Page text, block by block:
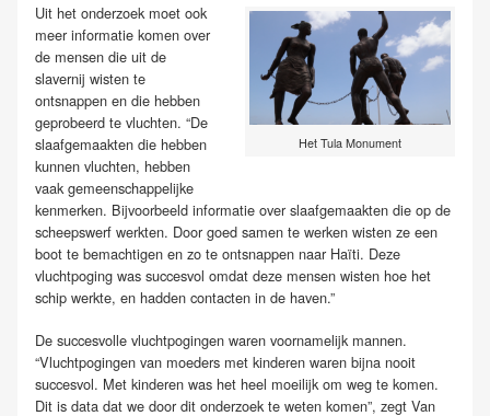
Het Tula Monument
Uit het onderzoek moet ook
meer informatie komen over
de mensen die uit de
slavernij wisten te
ontsnappen en die hebben
geprobeerd te vluchten. “De
slaafgemaakten die hebben
kunnen vluchten, hebben
vaak gemeenschappelijke
kenmerken. Bijvoorbeeld informatie over slaafgemaakten die op de
scheepswerf werkten. Door goed samen te werken wisten ze een
boot te bemachtigen en zo te ontsnappen naar Haïti. Deze
vluchtpoging was succesvol omdat deze mensen wisten hoe het
schip werkte, en hadden contacten in de haven.”
De succesvolle vluchtpogingen waren voornamelijk mannen.
“Vluchtpogingen van moeders met kinderen waren bijna nooit
succesvol. Met kinderen was het heel moeilijk om weg te komen.
Dit is data dat we door dit onderzoek te weten komen”, zegt Van